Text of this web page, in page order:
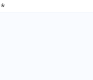
*